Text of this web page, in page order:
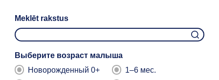
Meklēt rakstus
Выберите возраст малыша
Новорожденный 0+
1–6 мес.